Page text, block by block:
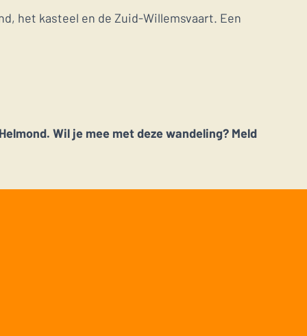
het kasteel en de Zuid-Willemsvaart. Een
Wil je mee met deze wandeling? Meld